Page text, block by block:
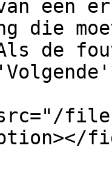
een
die
de
files/